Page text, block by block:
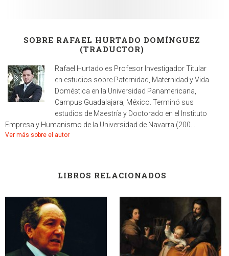
SOBRE RAFAEL HURTADO DOMÍNGUEZ
(TRADUCTOR)
Rafael Hurtado es Profesor Investigador Titular
en estudios sobre Paternidad, Maternidad y Vida
Doméstica en la Universidad Panamericana,
Campus Guadalajara, México. Terminó sus
estudios de Maestría y Doctorado en el Instituto
Empresa y Humanismo de la Universidad de Navarra (200...
Ver más sobre el autor
LIBROS RELACIONADOS